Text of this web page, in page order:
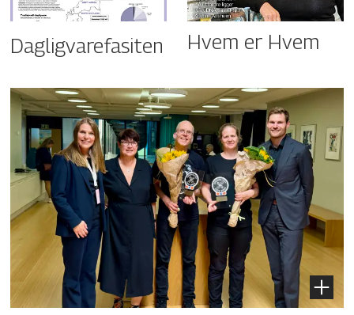
Dagligvarefasiten Hvem er Hvem